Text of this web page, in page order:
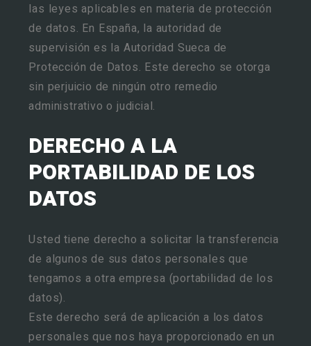
las leyes aplicables en materia de protección
de datos. En España, la autoridad de
supervisión es la Autoridad Sueca de
Protección de Datos. Este derecho se otorga
sin perjuicio de ningún otro remedio
administrativo o judicial.
DERECHO A LA
PORTABILIDAD DE LOS
DATOS
Usted tiene derecho a solicitar la transferencia
de algunos de sus datos personales que
tengamos a otra empresa (portabilidad de los
datos).
Este derecho será de aplicación a los datos
personales que nos haya proporcionado en un